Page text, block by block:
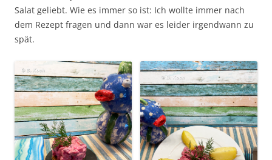
Salat geliebt. Wie es immer so ist: Ich wollte immer nach
dem Rezept fragen und dann war es leider irgendwann zu
spät.